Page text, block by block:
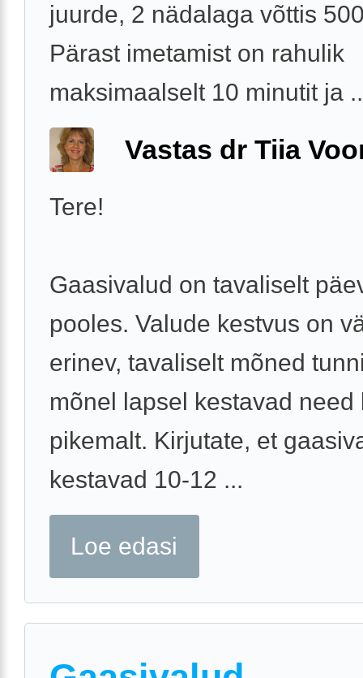
juurde, 2 nädalaga võttis
Pärast imetamist on rahulik
maksimaalselt 10 minutit ja
Vastas dr Tiia
Tere!
Gaasivalud on tavaliselt
pooles. Valude kestvus on
erinev, tavaliselt mõned
mõnel lapsel kestavad need
pikemalt. Kirjutate, et
kestavad 10-12 ...
Loe edasi